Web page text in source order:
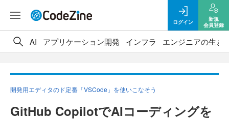
ログイン
新規
会員登録
AI アプリケーション開発 インフラ エンジニアの生き
開発用エディタのド定番「VSCode」を使いこなそう
GitHub CopilotでAIコーディングを